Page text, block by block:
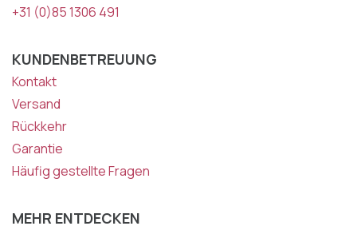
+31 (0)85 1306 491
KUNDENBETREUUNG
Kontakt
Versand
Rückkehr
Garantie
Häufig gestellte Fragen
MEHR ENTDECKEN